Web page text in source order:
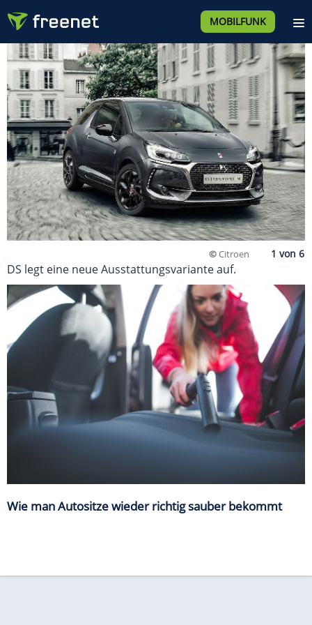
MOBILFUNK
©Citroen
DS legt eine neue Ausstattungsvariante auf.
Wie man Autositze wieder richtig sauber bekommt